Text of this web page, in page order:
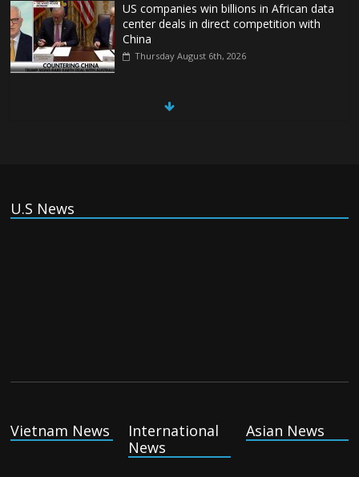
US companies win billions in African data
center deals in direct competition with
China
Thursday August 6th, 2026
China, Russia, Iran and North Korea
(Tiếng Việt) Ba người thiệt mạng khi bom phát nổ tại một
U.S News
Vietnam News
International
News
Asian News